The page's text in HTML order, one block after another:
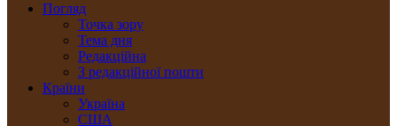
Погляд
Точка зору
Тема дня
Редакційна
З редакційної пошти
Країни
Україна
США